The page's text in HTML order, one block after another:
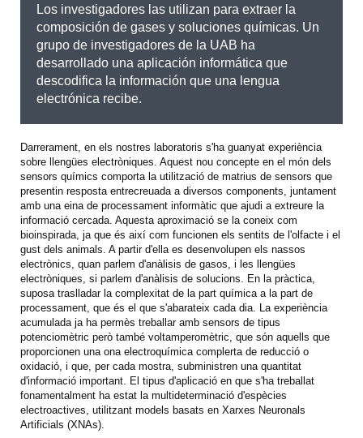
Los investigadores las utilizan para extraer la
composición de gases y soluciones químicas. Un
grupo de investigadores de la UAB ha
desarrollado una aplicación informática que
descodifica la información que una lengua
electrónica recibe.
Darrerament, en els nostres laboratoris s'ha guanyat experiència
sobre llengües electròniques. Aquest nou concepte en el món dels
sensors químics comporta la utilització de matrius de sensors que
presentin resposta entrecreuada a diversos components, juntament
amb una eina de processament informàtic que ajudi a extreure la
informació cercada. Aquesta aproximació se la coneix com
bioinspirada, ja que és així com funcionen els sentits de l'olfacte i el
gust dels animals. A partir d'ella es desenvolupen els nassos
electrònics, quan parlem d'anàlisis de gasos, i les llengües
electròniques, si parlem d'anàlisis de solucions. En la pràctica,
suposa traslladar la complexitat de la part química a la part de
processament, que és el que s'abarateix cada dia. La experiència
acumulada ja ha permès treballar amb sensors de tipus
potenciomètric però també voltamperomètric, que són aquells que
proporcionen una ona electroquímica complerta de reducció o
oxidació, i que, per cada mostra, subministren una quantitat
d'informació important. El tipus d'aplicació en que s'ha treballat
fonamentalment ha estat la multideterminació d'espècies
electroactives, utilitzant models basats en Xarxes Neuronals
Artificials (XNAs).